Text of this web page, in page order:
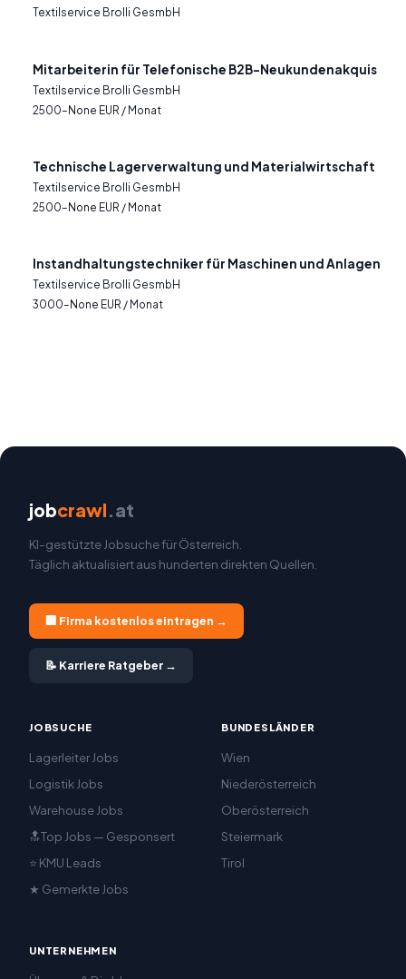
Textilservice Brolli GesmbH
Mitarbeiterin für Telefonische B2B-Neukundenakquis
Textilservice Brolli GesmbH
2500–None EUR / Monat
Technische Lagerverwaltung und Materialwirtschaft
Textilservice Brolli GesmbH
2500–None EUR / Monat
Instandhaltungstechniker für Maschinen und Anlagen
Textilservice Brolli GesmbH
3000–None EUR / Monat
jobcrawl.at
KI-gestützte Jobsuche für Österreich.
Täglich aktualisiert aus hunderten direkten Quellen.
🏢 Firma kostenlos eintragen →
📝 Karriere Ratgeber →
JOBSUCHE
Lagerleiter Jobs
Logistik Jobs
Warehouse Jobs
🔝Top Jobs — Gesponsert
⭐ KMU Leads
★ Gemerkte Jobs
BUNDESLÄNDER
Wien
Niederösterreich
Oberösterreich
Steiermark
Tirol
UNTERNEHMEN